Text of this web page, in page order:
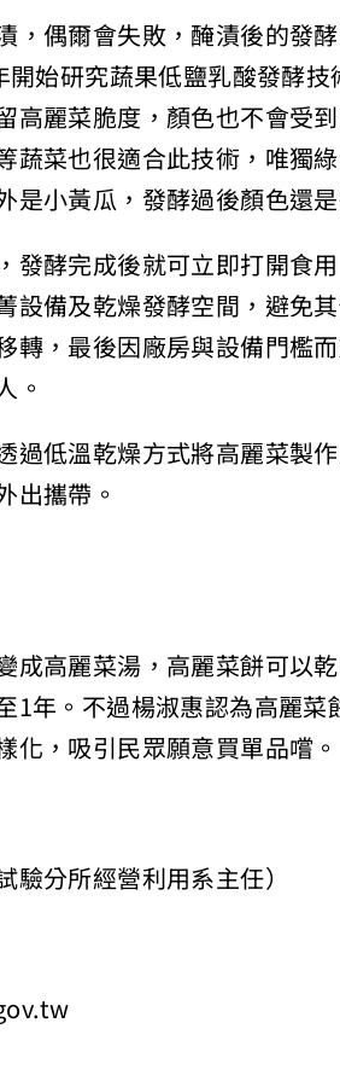
偶爾會失敗，醃漬後的發
始研究蔬果低鹽乳酸發酵
麗菜脆度，顏色也不會受
菜也很適合此技術，唯獨
小黃瓜，發酵過後顏色還
酵完成後就可立即打開食
備及乾燥發酵空間，避免
，最後因廠房與設備門檻
低溫乾燥方式將高麗菜製
攜帶。
高麗菜湯，高麗菜餅可以
年。不過楊淑惠認為高麗
，吸引民眾願意買單品嚐。
分所經營利用系主任）